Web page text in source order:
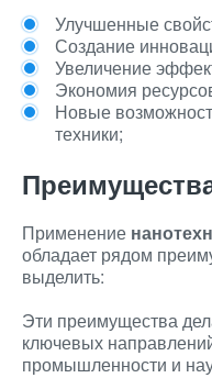
Улучшенные
Создание
Увеличение
Экономия
Новые
техники;
Применение
обладает рядом
выделить:
Эти преимущества
ключевых
промышленности и